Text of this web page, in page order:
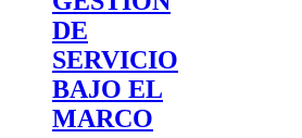
DE
SERVICIO
BAJO EL
MARCO